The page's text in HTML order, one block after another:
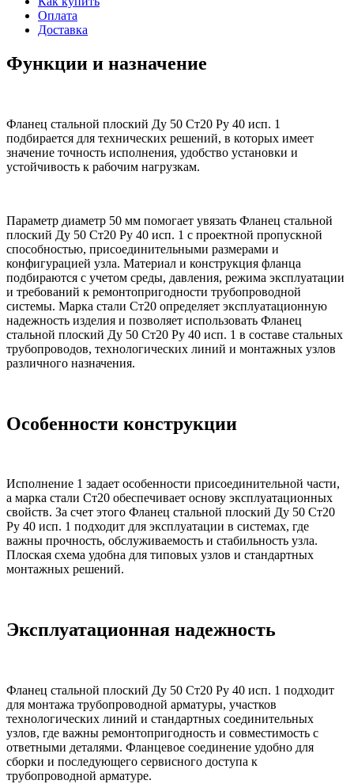
Оплата
Доставка
Функции и назначение
Фланец стальной плоский Ду 50 Ст20 Ру 40 исп. 1
подбирается для технических решений, в которых имеет
значение точность исполнения, удобство установки и
устойчивость к рабочим нагрузкам.
Параметр диаметр 50 мм помогает увязать Фланец стальной
плоский Ду 50 Ст20 Ру 40 исп. 1 с проектной пропускной
способностью, присоединительными размерами и
конфигурацией узла. Материал и конструкция фланца
подбираются с учетом среды, давления, режима эксплуатации
и требований к ремонтопригодности трубопроводной
системы. Марка стали Ст20 определяет эксплуатационную
надежность изделия и позволяет использовать Фланец
стальной плоский Ду 50 Ст20 Ру 40 исп. 1 в составе стальных
трубопроводов, технологических линий и монтажных узлов
различного назначения.
Особенности конструкции
Исполнение 1 задает особенности присоединительной части,
а марка стали Ст20 обеспечивает основу эксплуатационных
свойств. За счет этого Фланец стальной плоский Ду 50 Ст20
Ру 40 исп. 1 подходит для эксплуатации в системах, где
важны прочность, обслуживаемость и стабильность узла.
Плоская схема удобна для типовых узлов и стандартных
монтажных решений.
Эксплуатационная надежность
Фланец стальной плоский Ду 50 Ст20 Ру 40 исп. 1 подходит
для монтажа трубопроводной арматуры, участков
технологических линий и стандартных соединительных
узлов, где важны ремонтопригодность и совместимость с
ответными деталями. Фланцевое соединение удобно для
сборки и последующего сервисного доступа к
трубопроводной арматуре.